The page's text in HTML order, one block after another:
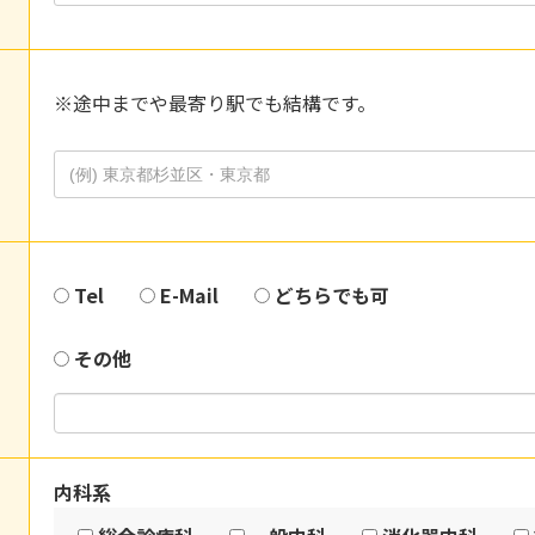
※途中までや最寄り駅でも結構です。
Tel E-Mail どちらでも可
その他
内科系